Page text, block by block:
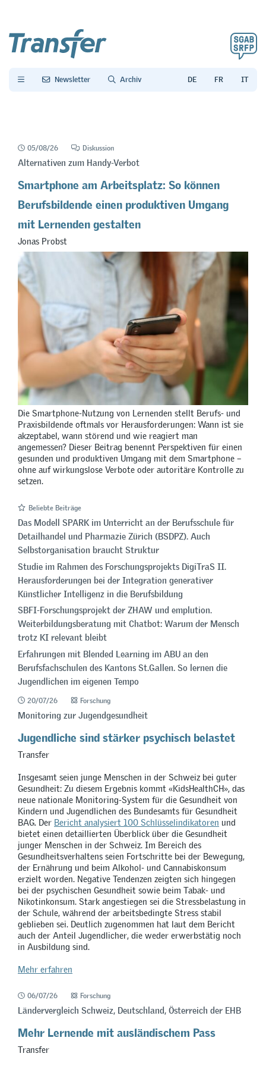
Newsletter Archiv
05/08/26 Diskussion
Alternativen zum Handy-Verbot
Smartphone am Arbeitsplatz: So können
Berufsbildende einen produktiven Umgang
mit Lernenden gestalten
Jonas Probst
Die Smartphone-Nutzung von Lernenden stellt Berufs- und
Praxisbildende oftmals vor Herausforderungen: Wann ist sie
akzeptabel, wann störend und wie reagiert man
angemessen? Dieser Beitrag benennt Perspektiven für einen
gesunden und produktiven Umgang mit dem Smartphone –
ohne auf wirkungslose Verbote oder autoritäre Kontrolle zu
setzen.
Beliebte Beiträge
Das Modell SPARK im Unterricht an der Berufsschule für
Detailhandel und Pharmazie Zürich (BSDPZ). Auch
Selbstorganisation braucht Struktur
Studie im Rahmen des Forschungsprojekts DigiTraS II.
Herausforderungen bei der Integration generativer
Künstlicher Intelligenz in die Berufsbildung
SBFI-Forschungsprojekt der ZHAW und emplution.
Weiterbildungsberatung mit Chatbot: Warum der Mensch
trotz KI relevant bleibt
Erfahrungen mit Blended Learning im ABU an den
Berufsfachschulen des Kantons St.Gallen. So lernen die
Jugendlichen im eigenen Tempo
20/07/26 Forschung
Monitoring zur Jugendgesundheit
Jugendliche sind stärker psychisch belastet
Transfer
Insgesamt seien junge Menschen in der Schweiz bei guter
Gesundheit: Zu diesem Ergebnis kommt «KidsHealthCH», das
neue nationale Monitoring-System für die Gesundheit von
Kindern und Jugendlichen des Bundesamts für Gesundheit
BAG. Der Bericht analysiert 100 Schlüsselindikatoren und
bietet einen detaillierten Überblick über die Gesundheit
junger Menschen in der Schweiz. Im Bereich des
Gesundheitsverhaltens seien Fortschritte bei der Bewegung,
der Ernährung und beim Alkohol- und Cannabiskonsum
erzielt worden. Negative Tendenzen zeigten sich hingegen
bei der psychischen Gesundheit sowie beim Tabak- und
Nikotinkonsum. Stark angestiegen sei die Stressbelastung in
der Schule, während der arbeitsbedingte Stress stabil
geblieben sei. Deutlich zugenommen hat laut dem Bericht
auch der Anteil Jugendlicher, die weder erwerbstätig noch
in Ausbildung sind.
Mehr erfahren
06/07/26 Forschung
Ländervergleich Schweiz, Deutschland, Österreich der EHB
Mehr Lernende mit ausländischem Pass
Transfer